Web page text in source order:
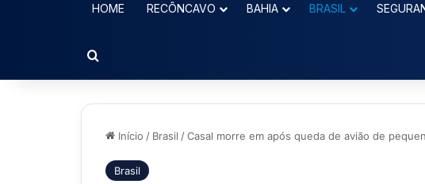
HOME RECÔNCAVO BAHIA BRASIL
Procurar por
Início / Brasil / Casal morre em após queda de avião de
Brasil